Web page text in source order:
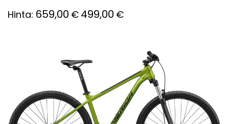
Hinta: 659,00 € 499,00 €